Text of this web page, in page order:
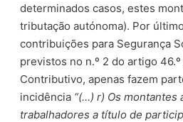
determinados casos, estes
tributação autónoma). Por
contribuições para Segurança
previstos no n.º 2 do artigo
Contributivo, apenas fazem
incidência “(…) r) Os montantes
trabalhadores a título de